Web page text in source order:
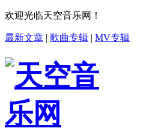
欢迎光临天空音乐网！
最新文章 | 歌曲专辑 | MV专辑